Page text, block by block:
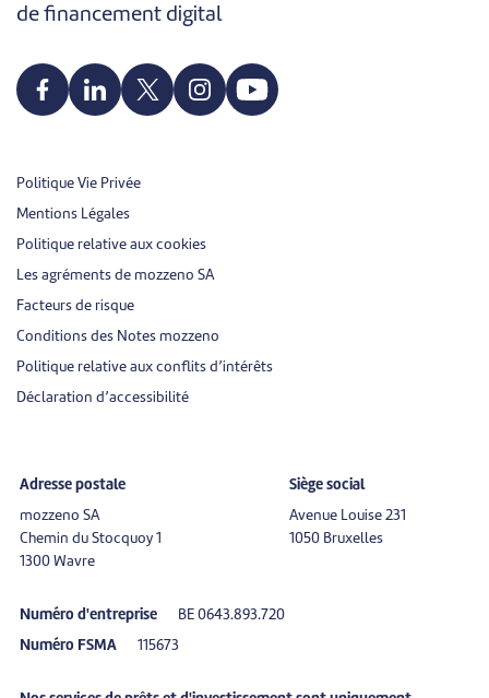
de financement digital
Politique Vie Privée
Mentions Légales
Politique relative aux cookies
Les agréments de mozzeno SA
Facteurs de risque
Conditions des Notes mozzeno
Politique relative aux conflits d’intérêts
Déclaration d’accessibilité
Adresse postale
mozzeno SA
Chemin du Stocquoy 1
1300 Wavre
Siège social
Avenue Louise 231
1050 Bruxelles
Numéro d'entreprise BE 0643.893.720
Numéro FSMA 115673